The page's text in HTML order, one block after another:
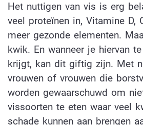
Het nuttigen van vis is erg
veel proteïnen in, Vitamine D,
meer gezonde elementen.
kwik. En wanneer je hiervan
krijgt, kan dit giftig zijn. Met
vrouwen of vrouwen die
worden gewaarschuwd om
vissoorten te eten waar veel
schade kunnen aan brengen